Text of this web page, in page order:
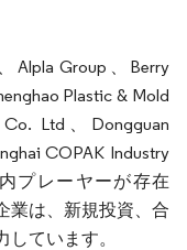
Group、Berry
Plastic & Mold
Ltd、Dongguan
COPAK Industry
プレーヤーが存在
業は、新規投資、合
ています。